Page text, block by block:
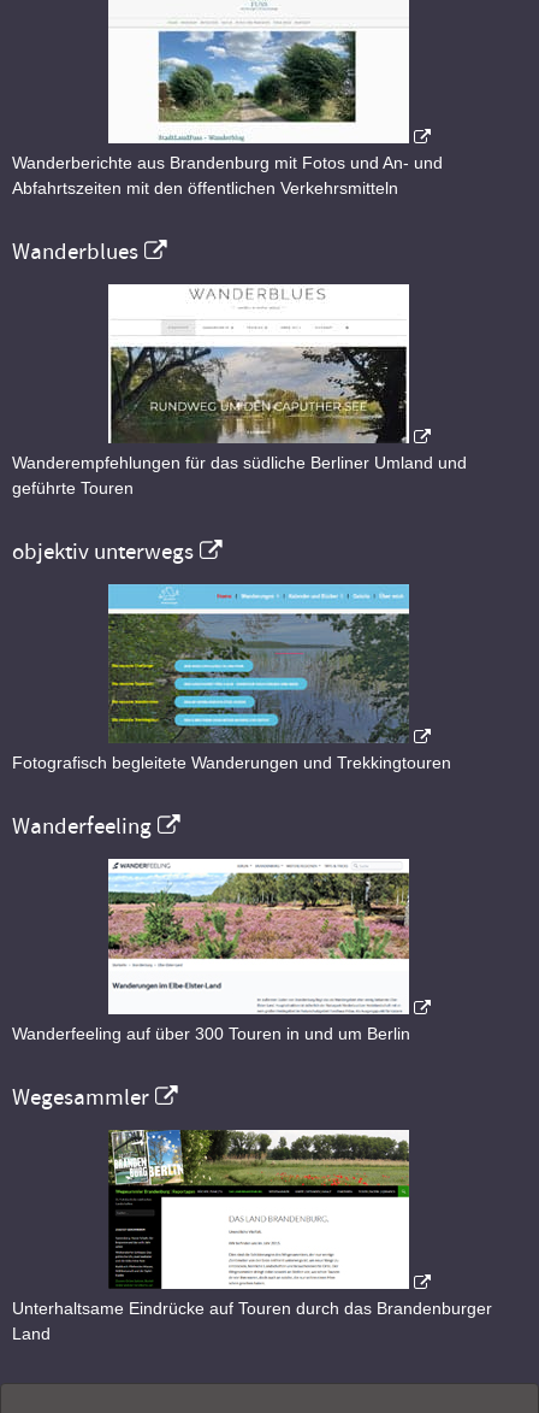
Wanderberichte aus Brandenburg mit Fotos und An- und
Abfahrtszeiten mit den öffentlichen Verkehrsmitteln
Wanderblues
Wanderempfehlungen für das südliche Berliner Umland und
geführte Touren
objektiv unterwegs
Fotografisch begleitete Wanderungen und Trekkingtouren
Wanderfeeling
Wanderfeeling auf über 300 Touren in und um Berlin
Wegesammler
Unterhaltsame Eindrücke auf Touren durch das Brandenburger
Land